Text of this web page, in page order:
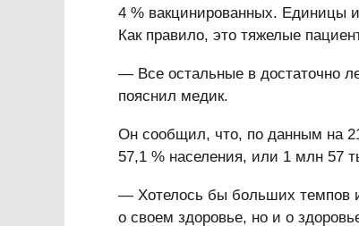
4 % вакцинированных. Единицы
Как правило, это тяжелые
— Все остальные в достаточно
пояснил медик.
Он сообщил, что, по данным на
57,1 % населения, или 1 млн 57
— Хотелось бы больших темпов
о своем здоровье, но и о